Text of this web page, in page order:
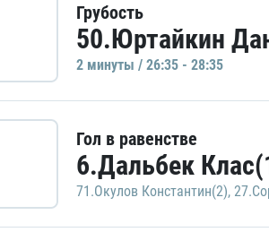
Грубость
50.Юртайкин
2 минуты / 26:35 - 28:35
Гол в равенстве
6.Дальбек
71.Окулов Константин(2),